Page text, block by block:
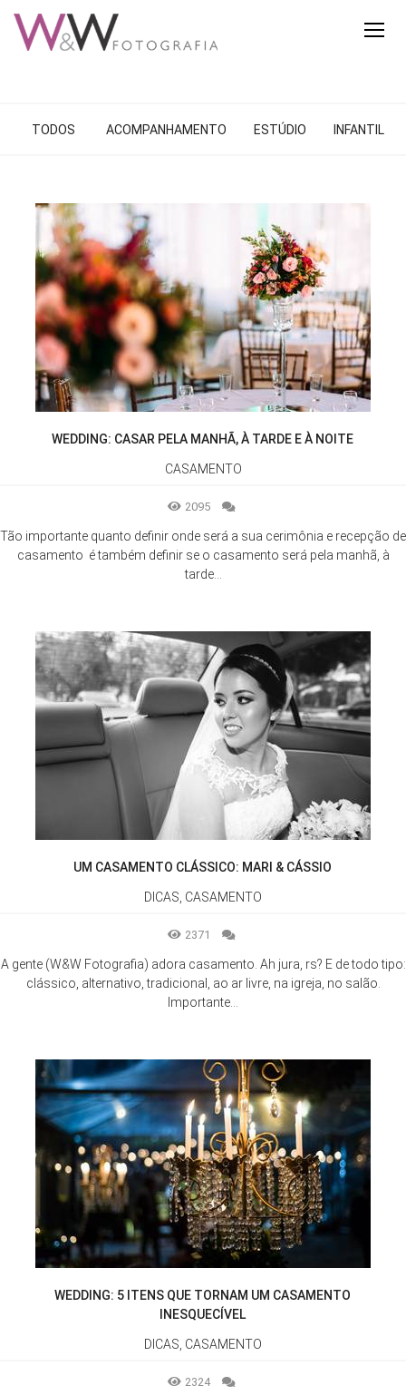
TODOS ACOMPANHAMENTO ESTÚDIO INFANTIL
WEDDING: CASAR PELA MANHÃ, À TARDE E À NOITE
CASAMENTO
2095
Tão importante quanto definir onde será a sua cerimônia e recepção de
casamento é também definir se o casamento será pela manhã, à
tarde...
UM CASAMENTO CLÁSSICO: MARI & CÁSSIO
DICAS, CASAMENTO
2371
A gente (W&W Fotografia) adora casamento. Ah jura, rs? E de todo tipo:
clássico, alternativo, tradicional, ao ar livre, na igreja, no salão.
Importante...
WEDDING: 5 ITENS QUE TORNAM UM CASAMENTO
INESQUECÍVEL
DICAS, CASAMENTO
2324